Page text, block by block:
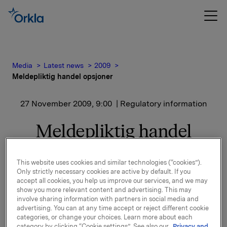
Media Latest news
2009
Meldepliktig handel opsjoner
27 November 2009, 9:00 | Regulatory information
Meldepliktig handel
Orkla innløste den 26. november 2009, under sitt
opsjonsprogram for ledere, 15 000 opsjoner i Orkla-
aksjer til innløsningskurs 27,00 kroner.
Samlet utstedte opsjoner for Orkla er etter disse
This website uses cookies and similar technologies (“cookies”).
Only strictly necessary cookies are active by default. If you
accept all cookies, you help us improve our services, and we may
show you more relevant content and advertising. This may
involve sharing information with partners in social media and
advertising. You can at any time accept or reject different cookie
categories, or change your choices. Learn more about each